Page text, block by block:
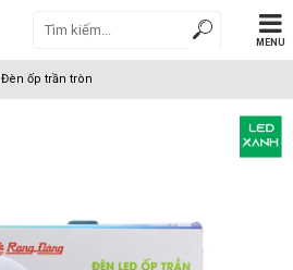
MENU
Đèn ốp trần tròn